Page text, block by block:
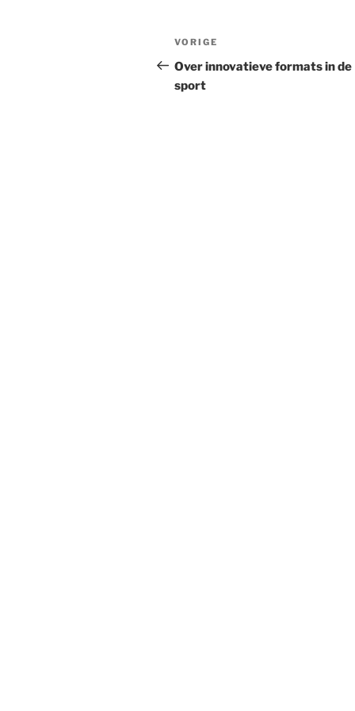
Bericht
navigatie
Vorig
bericht
VORIGE
Over innovatieve formats in de
sport